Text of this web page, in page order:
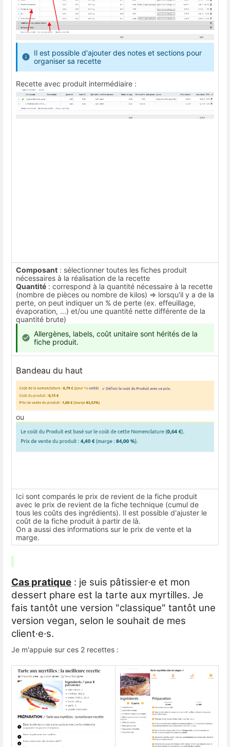
Il est possible d'ajouter des notes et sections pour
organiser sa recette
Recette avec produit intermédiaire :
Composant : sélectionner toutes les fiches produit
nécessaires à la réalisation de la recette
Quantité : correspond à la quantité nécessaire à la recette
(nombre de pièces ou nombre de kilos) => lorsqu'il y a de la
perte, on peut indiquer un % de perte (ex. effeuillage,
évaporation, ...) et/ou une quantité nette différente de la
quantité brute)
Allergènes, labels, coût unitaire sont hérités de la
fiche produit.
Bandeau du haut
ou
Ici sont comparés le prix de revient de la fiche produit
avec le prix de revient de la fiche technique (cumul de
tous les coûts des ingrédients). Il est possible d'ajuster le
coût de la fiche produit à partir de là.
On a aussi des informations sur le prix de vente et la
marge.
Cas pratique : je suis pâtissier·e et mon
dessert phare est la tarte aux myrtilles. Je
fais tantôt une version "classique" tantôt une
version vegan, selon le souhait de mes
client·e·s.
Je m'appuie sur ces 2 recettes :